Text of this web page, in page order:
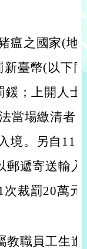
瘟之國家(地
臺幣(以下
鍰；上開人
當場繳清者
境。另自
郵遞寄送輸
次裁罰20萬
教職員工生